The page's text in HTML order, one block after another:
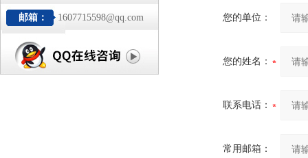
邮箱： 1607715598@qq.com 您的单位：
您的姓名：
联系电话：
常用邮箱：